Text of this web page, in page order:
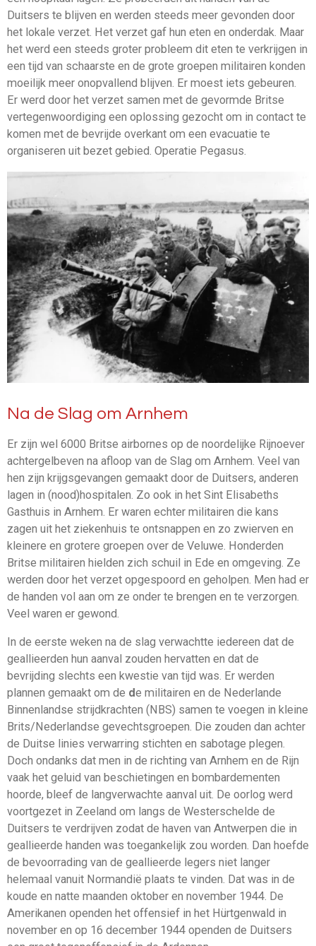
Duitsers te blijven en werden steeds meer gevonden door
het lokale verzet. Het verzet gaf hun eten en onderdak. Maar
het werd een steeds groter probleem dit eten te verkrijgen in
een tijd van schaarste en de grote groepen militairen konden
moeilijk meer onopvallend blijven. Er moest iets gebeuren.
Er werd door het verzet samen met de gevormde Britse
vertegenwoordiging een oplossing gezocht om in contact te
komen met de bevrijde overkant om een evacuatie te
organiseren uit bezet gebied. Operatie Pegasus.
Na de Slag om Arnhem
Er zijn wel 6000 Britse airbornes op de noordelijke Rijnoever
achtergelbeven na afloop van de Slag om Arnhem. Veel van
hen zijn krijgsgevangen gemaakt door de Duitsers, anderen
lagen in (nood)hospitalen. Zo ook in het Sint Elisabeths
Gasthuis in Arnhem. Er waren echter militairen die kans
zagen uit het ziekenhuis te ontsnappen en zo zwierven en
kleinere en grotere groepen over de Veluwe. Honderden
Britse militairen hielden zich schuil in Ede en omgeving. Ze
werden door het verzet opgespoord en geholpen. Men had er
de handen vol aan om ze onder te brengen en te verzorgen.
Veel waren er gewond.
In de eerste weken na de slag verwachtte iedereen dat de
geallieerden hun aanval zouden hervatten en dat de
bevrijding slechts een kwestie van tijd was. Er werden
plannen gemaakt om de de militairen en de Nederlande
Binnenlandse strijdkrachten (NBS) samen te voegen in kleine
Brits/Nederlandse gevechtsgroepen. Die zouden dan achter
de Duitse linies verwarring stichten en sabotage plegen.
Doch ondanks dat men in de richting van Arnhem en de Rijn
vaak het geluid van beschietingen en bombardementen
hoorde, bleef de langverwachte aanval uit. De oorlog werd
voortgezet in Zeeland om langs de Westerschelde de
Duitsers te verdrijven zodat de haven van Antwerpen die in
geallieerde handen was toegankelijk zou worden. Dan hoefde
de bevoorrading van de geallieerde legers niet langer
helemaal vanuit Normandië plaats te vinden. Dat was in de
koude en natte maanden oktober en november 1944. De
Amerikanen openden het offensief in het Hürtgenwald in
november en op 16 december 1944 openden de Duitsers